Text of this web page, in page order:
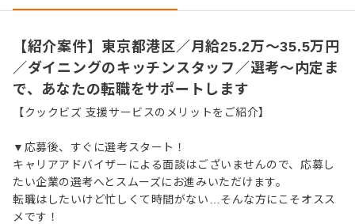
【紹介案件】東京都港区／月給25.2万～35.5万円
／ダイニングのキッチンスタッフ／選考～内定ま
で、あなたの転職をサポートします
【クックビズ 支援サービスのメリットをご紹介】
▼応募後、すぐに選考スタート！
キャリアアドバイザーによる面談はございませんので、応募し
たい企業の選考へとスムーズにお進みいただけます。
転職はしたいけど忙しくて時間がない…そんな方にこそオスス
メです！